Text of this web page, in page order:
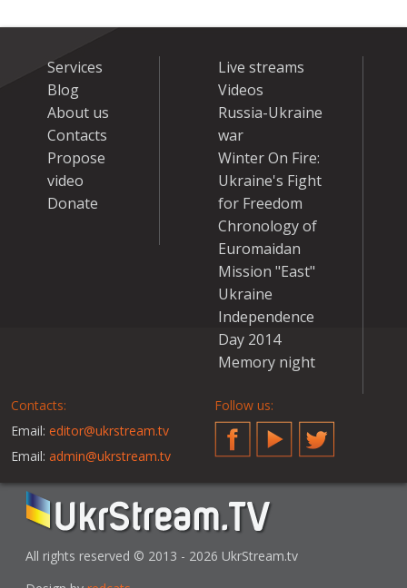
Services
Blog
About us
Contacts
Propose
video
Donate
Live streams
Videos
Russia-Ukraine
war
Winter On Fire:
Ukraine's Fight
for Freedom
Chronology of
Euromaidan
Mission "East"
Ukraine
Independence
Day 2014
Memory night
Contacts:
Email: editor@ukrstream.tv
Email: admin@ukrstream.tv
Follow us:
FacebookYouTubeTwitter
All rights reserved © 2013 - 2026 UkrStream.tv